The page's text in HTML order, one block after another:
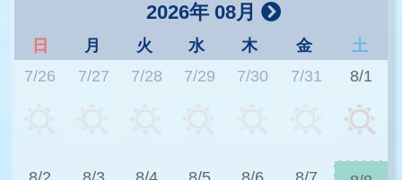
2026年 08月
日 月 火 水 木 金
土
7/26
7/27 7/28 7/29 7/30 7/31 8/1